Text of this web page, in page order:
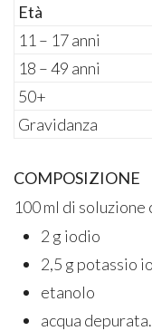
Età
11 – 17 anni
18 – 49 anni
50+
Gravidanza
COMPOSIZIONE
100 ml di soluzione
2 g iodio
2,5 g potassio
etanolo
acqua depurata.